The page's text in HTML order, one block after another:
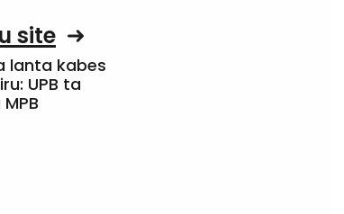
site
lanta kabes
UPB ta